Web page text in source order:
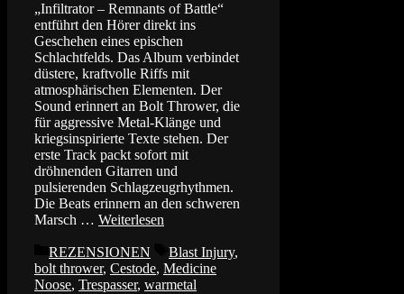
„Infiltrator – Remnants of Battle“
entführt den Hörer direkt ins
Geschehen eines epischen
Schlachtfelds. Das Album verbindet
düstere, kraftvolle Riffs mit
atmosphärischen Elementen. Der
Sound erinnert an Bolt Thrower, die
für aggressive Metal-Klänge und
kriegsinspirierte Texte stehen. Der
erste Track packt sofort mit
dröhnenden Gitarren und
pulsierenden Schlagzeugrhythmen.
Die Beats erinnern an den schweren
Marsch … Weiterlesen
Kategorien
REZENSIONEN Schlagwörter
Blast Injury,
bolt thrower, Cestode, Medicine
Noose, Trespasser, warmetal